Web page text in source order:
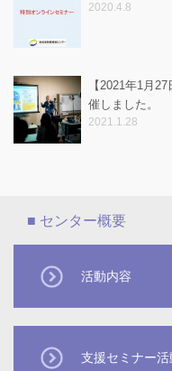
2020.4.8
【2021年1月
催しました。
2021.1.28
活動内容
支援セミナー活